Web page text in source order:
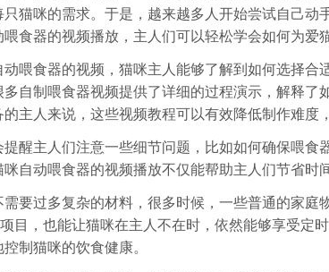
只猫咪的需求。于是，越来越多人开始尝试自己
食器的视频播放，主人们可以轻松学会如何为爱
喂食器的视频，猫咪主人能够了解到如何选择
自制喂食器视频提供了详细的过程演示，解释
主人来说，这些视频教程可以有效降低制作难度
醒主人们注意一些细节问题，比如如何确保喂
自动喂食器的视频播放不仅能帮助主人们节省时
要过多复杂的材料，很多时候，一些普通的家
目，也能让猫咪在主人不在时，依然能够享受定
制猫咪的饮食健康。